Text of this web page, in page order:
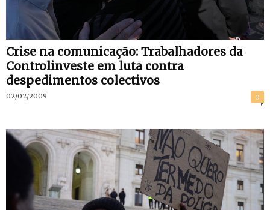
Crise na comunicação: Trabalhadores da
Controlinveste em luta contra
despedimentos colectivos
02/02/2009 0